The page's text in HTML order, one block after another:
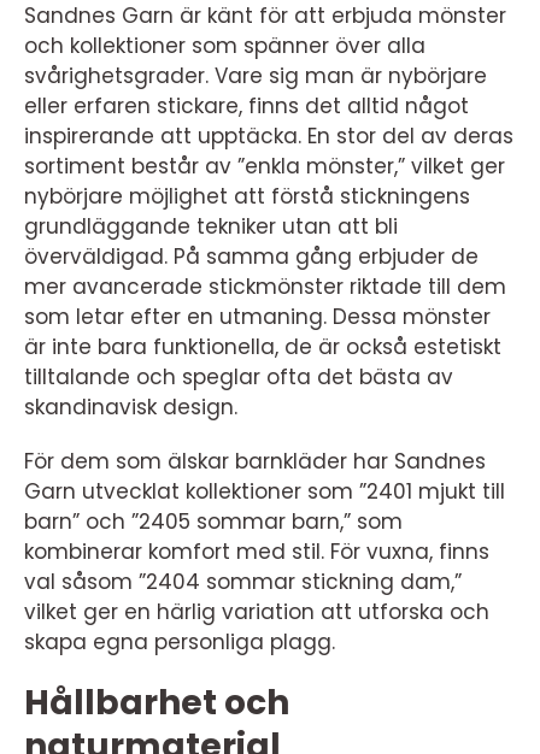
Sandnes Garn är känt för att erbjuda mönster
och kollektioner som spänner över alla
svårighetsgrader. Vare sig man är nybörjare
eller erfaren stickare, finns det alltid något
inspirerande att upptäcka. En stor del av deras
sortiment består av ”enkla mönster,” vilket ger
nybörjare möjlighet att förstå stickningens
grundläggande tekniker utan att bli
överväldigad. På samma gång erbjuder de
mer avancerade stickmönster riktade till dem
som letar efter en utmaning. Dessa mönster
är inte bara funktionella, de är också estetiskt
tilltalande och speglar ofta det bästa av
skandinavisk design.
För dem som älskar barnkläder har Sandnes
Garn utvecklat kollektioner som ”2401 mjukt till
barn” och ”2405 sommar barn,” som
kombinerar komfort med stil. För vuxna, finns
val såsom ”2404 sommar stickning dam,”
vilket ger en härlig variation att utforska och
skapa egna personliga plagg.
Hållbarhet och